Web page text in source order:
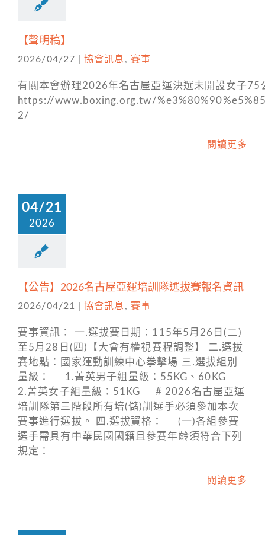
【聲明稿】
2026/04/27 協會訊息 , 賽事
有關本會辦理2026年名古屋亞運決選未開設女子
https://www.boxing.org.tw/
2/
閱讀更多
04/21
2026
【公告】2026名古屋亞運培訓隊選拔賽報名資訊
2026/04/21 協會訊息 , 賽事
賽事資訊： 一.選拔賽日期：115年5月26日(二)
至5月28日(四)【大會有權視賽程調整】 二.選拔
賽地點：國家運動訓練中心拳擊場 三.選拔組別
量級： 1.菁英男子組量級：55KG、60KG
2.菁英女子組量級：51KG # 2026名古屋亞運
培訓隊第三階段所有培(儲)訓選手必須參加本次
賽事進行選拔。 四.選拔資格： (一)各組參賽
選手需具有中華民國國籍且參賽年齡須符合下列
規定：
閱讀更多